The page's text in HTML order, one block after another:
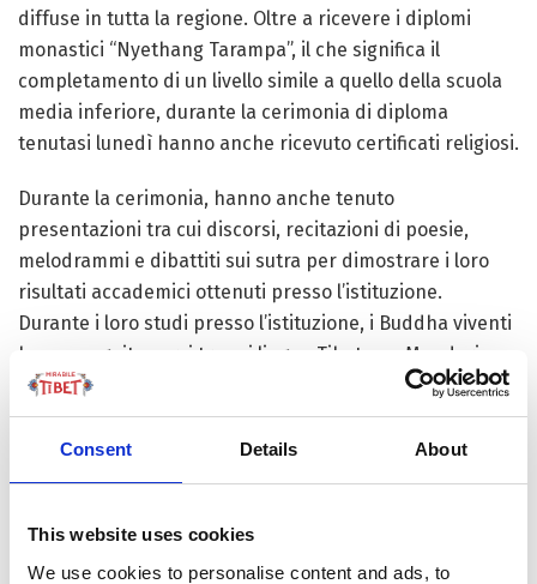
Consent Details About
This website uses cookies
We use cookies to personalise content and ads, to
diffuse in tutta la regione. Oltre a ricevere i diplomi
monastici “Nyethang Tarampa”, il che significa il
completamento di un livello simile a quello della scuola
media inferiore, durante la cerimonia di diploma
tenutasi lunedì hanno anche ricevuto certificati religiosi.
Durante la cerimonia, hanno anche tenuto
presentazioni tra cui discorsi, recitazioni di poesie,
melodrammi e dibattiti sui sutra per dimostrare i loro
risultati accademici ottenuti presso l’istituzione.
Durante i loro studi presso l’istituzione, i Buddha viventi
hanno seguito corsi tra cui lingua Tibetana, Mandarina,
Inglese, biologia e scienza － nonché i corsi di
insegnamento del Dharma － per svolgere i loro compiti
di scuola media negli ultimi tre anni.
Ngothok nella città di Nagchu della regione autonoma,
ha affermato di essere stato iscritto dal college nel 2016